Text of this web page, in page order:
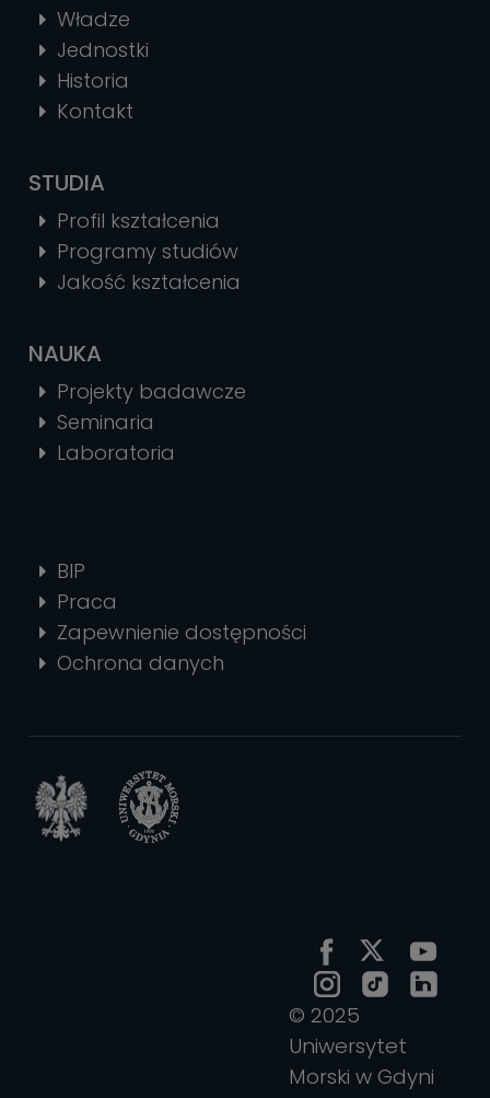
Władze
Jednostki
Historia
Kontakt
STUDIA
Profil kształcenia
Programy studiów
Jakość kształcenia
NAUKA
Projekty badawcze
Seminaria
Laboratoria
BIP
Praca
Zapewnienie dostępności
Ochrona danych
© 2025
Uniwersytet
Morski w Gdyni